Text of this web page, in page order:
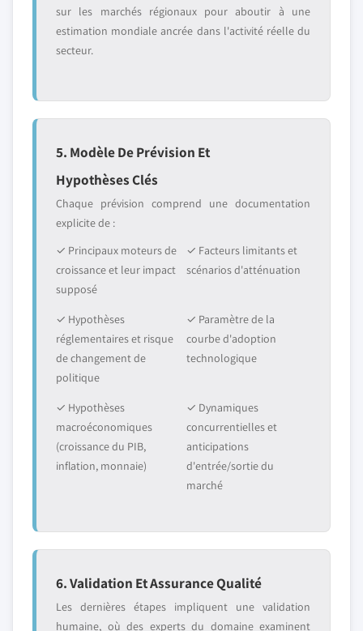
sur les marchés régionaux pour aboutir à une
estimation mondiale ancrée dans l'activité réelle du
secteur.
5. Modèle De Prévision Et
Hypothèses Clés
Chaque prévision comprend une documentation
explicite de :
✓ Principaux moteurs de
croissance et leur impact
supposé
✓ Facteurs limitants et
scénarios d'atténuation
✓ Hypothèses
réglementaires et risque
de changement de
politique
✓ Paramètre de la
courbe d'adoption
technologique
✓ Hypothèses
macroéconomiques
(croissance du PIB,
inflation, monnaie)
✓ Dynamiques
concurrentielles et
anticipations
d'entrée/sortie du
marché
6. Validation Et Assurance Qualité
Les dernières étapes impliquent une validation
humaine, où des experts du domaine examinent